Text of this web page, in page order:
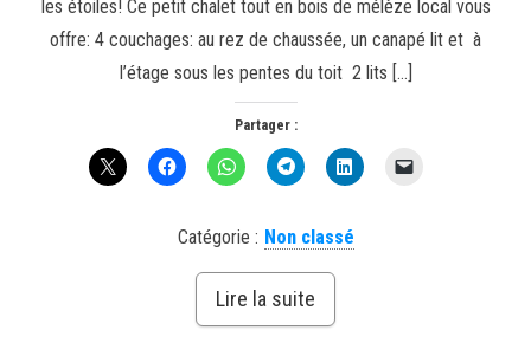
les étoiles! Ce petit chalet tout en bois de mélèze local vous
offre: 4 couchages: au rez de chaussée, un canapé lit et à
l’étage sous les pentes du toit 2 lits […]
Partager :
Catégorie : Non classé
Lire la suite